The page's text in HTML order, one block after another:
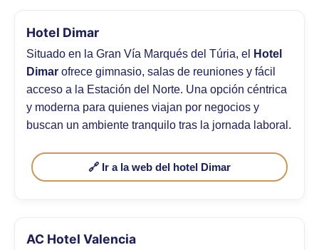
Hotel Dimar
Situado en la Gran Vía Marqués del Túria, el
Hotel
Dimar ofrece gimnasio, salas de reuniones y fácil
acceso a la Estación del Norte. Una opción céntrica
y moderna para quienes viajan por negocios y
buscan un ambiente tranquilo tras la jornada laboral.
🔗 Ir a la web del hotel Dimar
AC Hotel Valencia